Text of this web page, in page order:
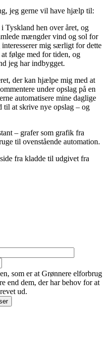
jeg gerne vil have hjælp til:
Tyskland hen over året, og
mængder vind og sol for
mig særligt for dette
følge med for tiden, og
jeg har indbygget.
der kan hjælpe mig med at
under opslag på en
automatisere mine daglige
til at skrive nye opslag – og
– grafer som grafik fra
til ovenstående automation.
fra kladde til udgivet fra
som er at Grønnere elforbrug
end dem, der har behov for at
ud.